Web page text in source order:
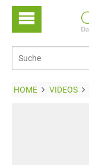
HOME VIDEOS